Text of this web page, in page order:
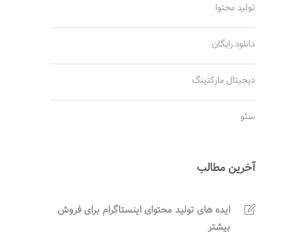
تولید محتوا
دانلود رایگان
دیجیتال مارکتینگ
سئو
آخرین مطالب
ایده های تولید محتوای اینستاگرام برای فروش
بیشتر